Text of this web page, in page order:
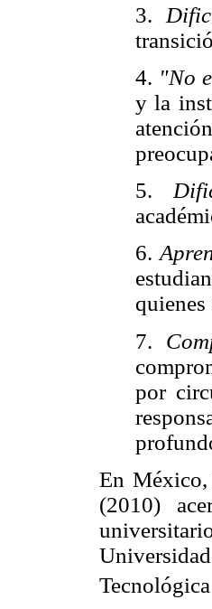
3.
4. "No
y la
5.
6.
quienes
7.
por
En
(2010)